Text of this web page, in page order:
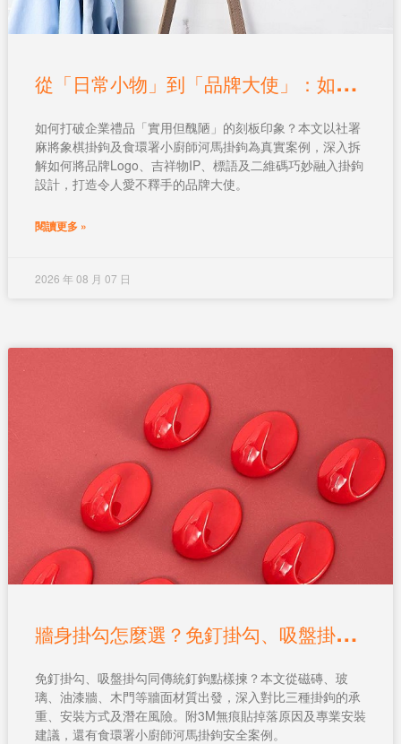
從
「日常小物」到「品牌大使」：如何設計一款讓人愛不釋手的客製掛鉤？
如何打破企業禮品「實用但醜陋」的刻板印象？本文以社署
麻將象棋掛鉤及食環署小廚師河馬掛鉤為真實案例，深入拆
解如何將品牌Logo、吉祥物IP、標語及二維碼巧妙融入掛鉤
設計，打造令人愛不釋手的品牌大使。
閱讀更多 »
2026 年 08 月 07 日
牆
身掛勾怎麼選？免釘掛勾、吸盤掛勾、傳統釘鉤終極對比
免釘掛勾、吸盤掛勾同傳統釘鉤點樣揀？本文從磁磚、玻
璃、油漆牆、木門等牆面材質出發，深入對比三種掛鉤的承
重、安裝方式及潛在風險。附3M無痕貼掉落原因及專業安裝
建議，還有食環署小廚師河馬掛鉤安全案例。